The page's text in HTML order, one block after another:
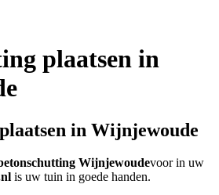
plaatsen in
in Wijnjewoude
Wijnjewoudevoor in uw
is uw tuin in goede handen.